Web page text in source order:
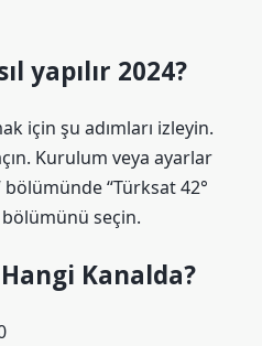
yapılır 2024?
için şu adımları izleyin.
Kurulum veya ayarlar
“Türksat 42°
bölümünü seçin.
Kanalda?